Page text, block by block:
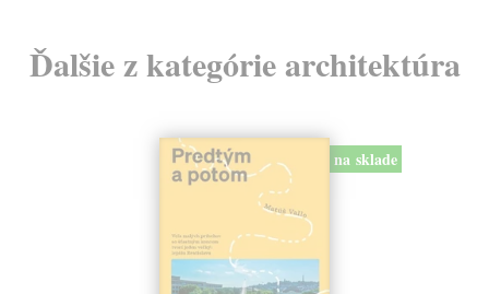
Ďalšie z kategórie architektúra
na sklade